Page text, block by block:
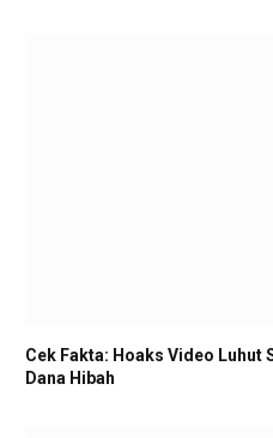
Cek Fakta: Hoaks Video Luhut
Dana Hibah